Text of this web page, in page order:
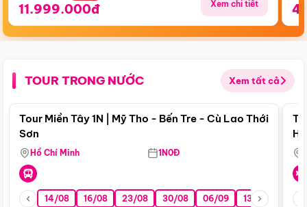
11.999.000đ Xem chi tiết
TOUR TRONG NƯỚC Xem tất cả
Điểm nổi bật
Tour Miền Tây 1N | Mỹ Tho - Bến Tre - Cù Lao Thới
Sơn
Hồ Chí Minh 1N0Đ
14/08 16/08 23/08 30/08 06/09 13/09 20/09